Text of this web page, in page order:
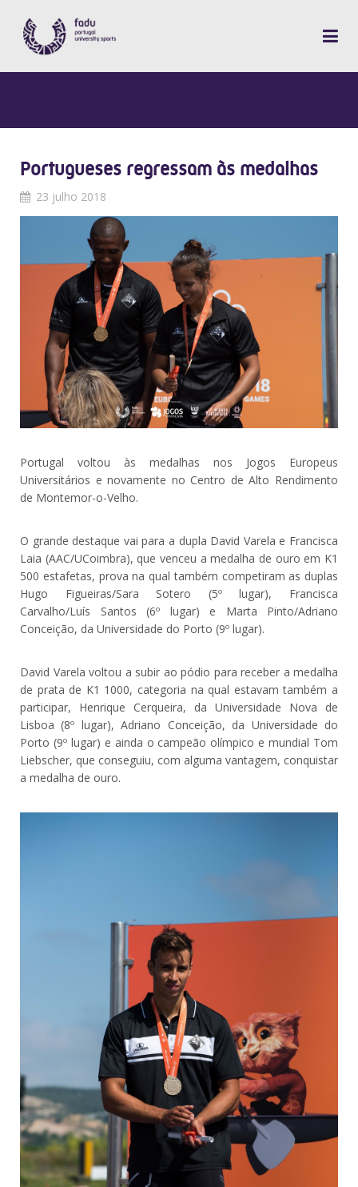
Portugueses regressam às medalhas
23 julho 2018
Portugal voltou às medalhas nos Jogos Europeus
Universitários e novamente no Centro de Alto Rendimento
de Montemor-o-Velho.
O grande destaque vai para a dupla David Varela e Francisca
Laia (AAC/UCoimbra), que venceu a medalha de ouro em K1
500 estafetas, prova na qual também competiram as duplas
Hugo Figueiras/Sara Sotero (5º lugar), Francisca
Carvalho/Luís Santos (6º lugar) e Marta Pinto/Adriano
Conceição, da Universidade do Porto (9º lugar).
David Varela voltou a subir ao pódio para receber a medalha
de prata de K1 1000, categoria na qual estavam também a
participar, Henrique Cerqueira, da Universidade Nova de
Lisboa (8º lugar), Adriano Conceição, da Universidade do
Porto (9º lugar) e ainda o campeão olímpico e mundial Tom
Liebscher, que conseguiu, com alguma vantagem, conquistar
a medalha de ouro.